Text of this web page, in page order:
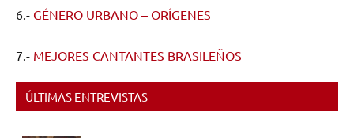
6.- GÉNERO URBANO – ORÍGENES
7.- MEJORES CANTANTES BRASILEÑOS
ÚLTIMAS ENTREVISTAS